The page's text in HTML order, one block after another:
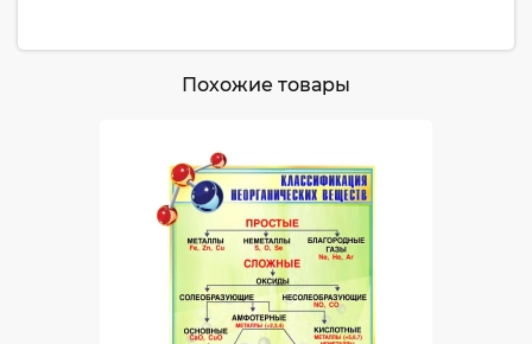
Похожие товары